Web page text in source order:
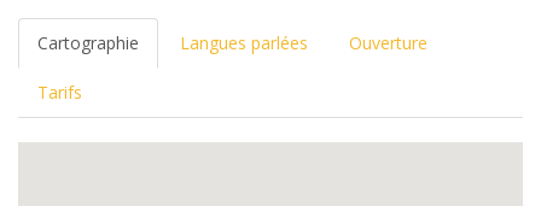
Cartographie Langues parlées Ouverture
Tarifs